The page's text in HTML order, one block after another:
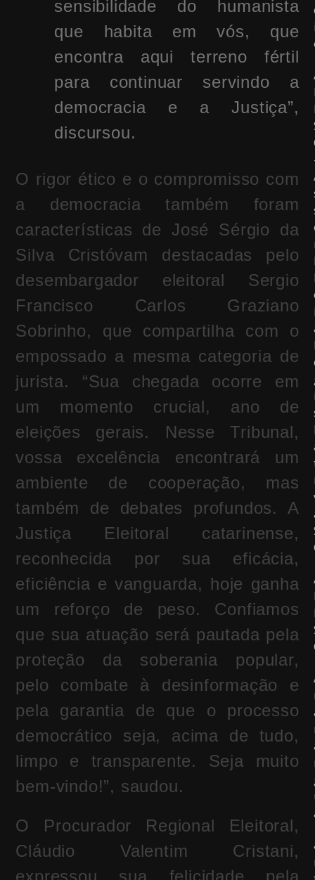
sensibilidade do humanista
que habita em vós, que
encontra aqui terreno fértil
para continuar servindo a
democracia e a Justiça”,
discursou.
O rigor ético e o compromisso com
a democracia também foram
características de José Sérgio da
Silva Cristóvam destacadas pelo
desembargador eleitoral Sergio
Francisco Carlos Graziano
Sobrinho, que compartilha com o
empossado a mesma categoria de
jurista. “Sua chegada ocorre em
um momento crucial, ano de
eleições gerais. Nesse Tribunal,
vossa excelência encontrará um
ambiente de cooperação, mas
também de debates profundos. A
Justiça Eleitoral catarinense,
reconhecida por sua eficácia,
eficiência e vanguarda, hoje ganha
um reforço de peso. Confiamos
que sua atuação será pautada pela
proteção da soberania popular,
pelo combate à desinformação e
pela garantia de que o processo
democrático seja, acima de tudo,
limpo e transparente. Seja muito
bem-vindo!”, saudou.
O Procurador Regional Eleitoral,
Cláudio Valentim Cristani,
expressou sua felicidade pela